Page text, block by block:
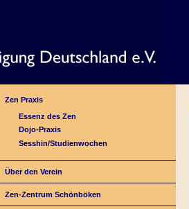
Zen Praxis
Essenz des Zen
Dojo-Praxis
Sesshin/Studienwochen
Über den Verein
Zen-Zentrum Schönböken